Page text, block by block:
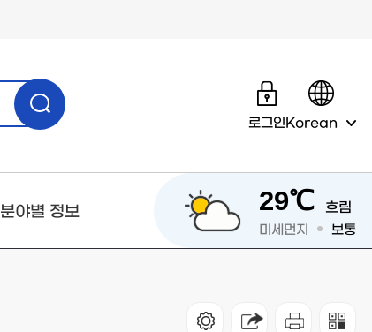
로그인Korean
분야별 정보 29℃ 흐림
미세먼지 보통